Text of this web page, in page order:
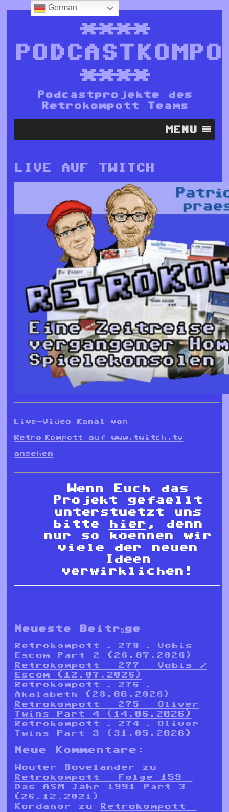
****
****
Podcastprojekte des
Retrokompott Teams
MENU
LIVE AUF TWITCH
Live-Video Kanal von
Retro_Kompott auf www.twitch.tv
ansehen
Wenn Euch das
Projekt gefaellt
unterstuetzt uns
bitte
hier ,
denn
nur so koennen wir
viele der neuen
Ideen
verwirklichen!
Neueste Beiträge
Retrokompott – 278 – Vobis
Escom Part 2 (26.07.2026)
Retrokompott – 277 – Vobis /
Escom (12.07.2026)
Retrokompott – 276 –
Akalabeth (28.06.2026)
Retrokompott – 275 – Oliver
Twins Part 4 (14.06.2026)
Retrokompott – 274 – Oliver
Twins Part 3 (31.05.2026)
Neue Kommentare:
Wouter Bovelander zu
Retrokompott – Folge 159 –
Das ASM Jahr 1991 Part 3
(26.12.2021)
Kordanor zu
Retrokompott –
German